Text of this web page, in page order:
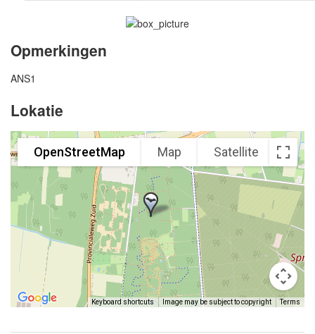
Opmerkingen
ANS1
Lokatie
OpenStreetMap Map Satellite
Keyboard shortcuts Image may be subject to copyright Terms